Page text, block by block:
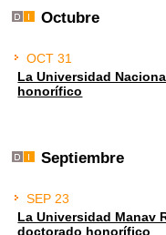
Octubre
OCT 31
La Universidad
honorífico
Septiembre
SEP 23
La Universidad Manav
doctorado honorífico